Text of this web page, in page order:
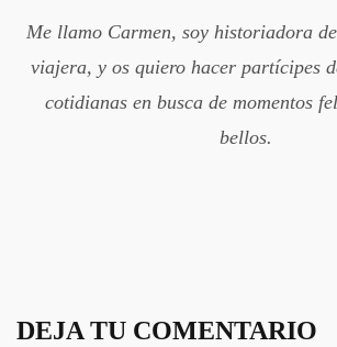
Me llamo Carmen, soy historiadora
viajera, y os quiero hacer partícipes
cotidianas en busca de momentos
bellos.
DEJA TU COMENTARIO